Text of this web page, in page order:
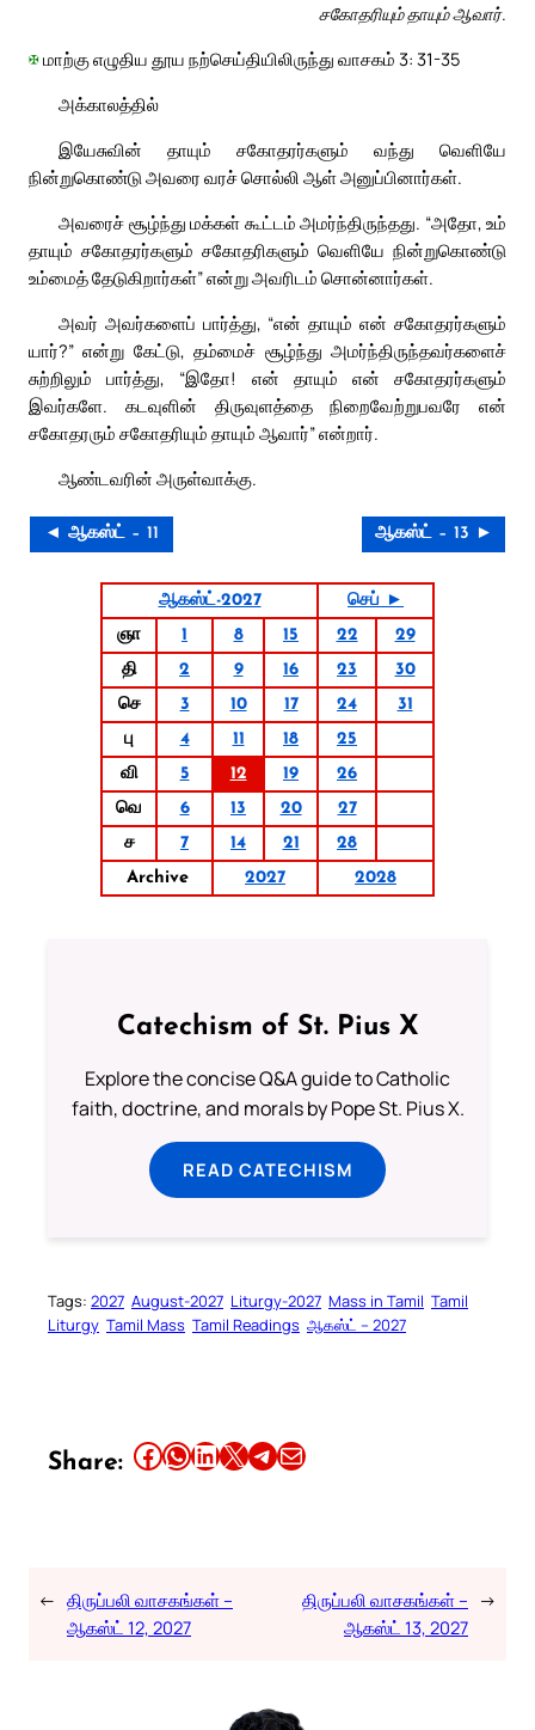
சகோதரியும் தாயும் ஆவார்.
✠மாற்கு எழுதிய தூய நற்செய்தியிலிருந்து வாசகம் 3: 31-35
அக்காலத்தில்
இயேசுவின் தாயும் சகோதரர்களும் வந்து வெளியே
நின்றுகொண்டு அவரை வரச் சொல்லி ஆள் அனுப்பினார்கள்.
அவரைச் சூழ்ந்து மக்கள் கூட்டம் அமர்ந்திருந்தது. “அதோ, உம்
தாயும் சகோதரர்களும் சகோதரிகளும் வெளியே நின்றுகொண்டு
உம்மைத் தேடுகிறார்கள்” என்று அவரிடம் சொன்னார்கள்.
அவர் அவர்களைப் பார்த்து, “என் தாயும் என் சகோதரர்களும்
யார்?” என்று கேட்டு, தம்மைச் சூழ்ந்து அமர்ந்திருந்தவர்களைச்
சுற்றிலும் பார்த்து, “இதோ! என் தாயும் என் சகோதரர்களும்
இவர்களே. கடவுளின் திருவுளத்தை நிறைவேற்றுபவரே என்
சகோதரரும் சகோதரியும் தாயும் ஆவார்” என்றார்.
ஆண்டவரின் அருள்வாக்கு.
◄ ஆகஸ்ட் – 11 ஆகஸ்ட் – 13 ►
ஆகஸ்ட்-2027
செப் ►
ஞா
1 8 15 22
29
தி
2 9 16 23
30
செ
3 10 17 24
31
பு
4 11 18
25
வி
5 12 19
26
வெ
6 13 20
27
ச
7 14 21
28
Archive
2027 2028
Catechism of St. Pius X
Explore the concise Q&A guide to Catholic
faith, doctrine, and morals by Pope St. Pius X.
READ CATECHISM
Tags: 2027 August-2027 Liturgy-2027 Mass in Tamil Tamil
Liturgy Tamil Mass Tamil Readings ஆகஸ்ட் – 2027
Share: Share this article on Facebook Share this article on WhatsApp Share this article on LinkedIn Share this article on X Share this article on TelegramEmail this Article
← திருப்பலி வாசகங்கள் –
ஆகஸ்ட் 12, 2027
திருப்பலி வாசகங்கள் –
ஆகஸ்ட் 13, 2027
→